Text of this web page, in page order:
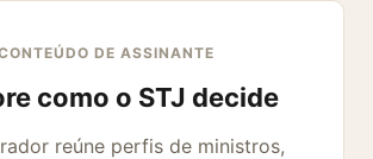
DE ASSINANTE
como o STJ decide
reúne perfis de ministros,